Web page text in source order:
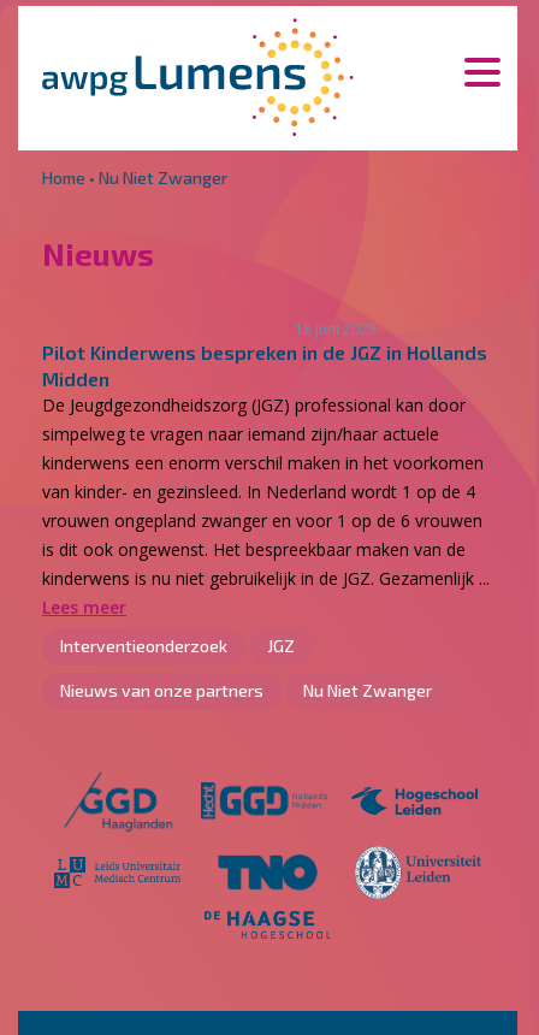
Home • Nu Niet Zwanger
Nieuws
18 juni 2023
Pilot Kinderwens bespreken in de JGZ in Hollands
Midden
De Jeugdgezondheidszorg (JGZ) professional kan door
simpelweg te vragen naar iemand zijn/haar actuele
kinderwens een enorm verschil maken in het voorkomen
van kinder- en gezinsleed. In Nederland wordt 1 op de 4
vrouwen ongepland zwanger en voor 1 op de 6 vrouwen
is dit ook ongewenst. Het bespreekbaar maken van de
kinderwens is nu niet gebruikelijk in de JGZ. Gezamenlijk ...
Lees meer
Interventieonderzoek JGZ
Nieuws van onze partners Nu Niet Zwanger